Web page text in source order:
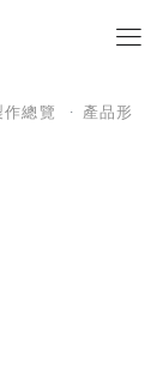
作總覽
產品形